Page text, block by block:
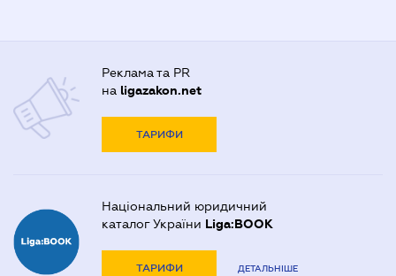
Реклама та PR
на ligazakon.net
ТАРИФИ
Національний юридичний
каталог України Liga:BOOK
ТАРИФИ ДЕТАЛЬНІШЕ